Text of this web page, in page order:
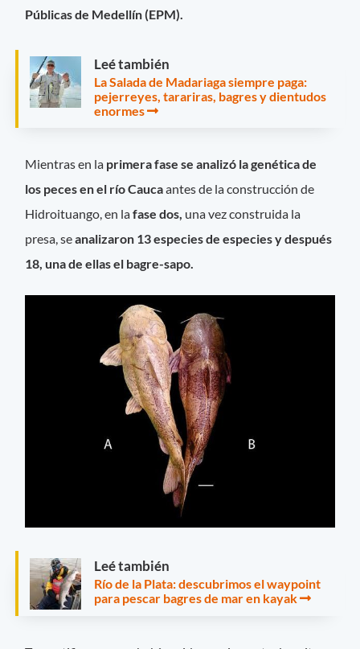
Públicas de Medellín (EPM).
Leé también
La Salada de Madariaga siempre paga:
pejerreyes, tarariras, bagres y dientudos
enormes
Mientras en la primera fase se analizó la genética de
los peces en el río Caucaantes de la construcción de
Hidroituango, en lafase dos, una vez construida la
presa, seanalizaron 13 especies de especies y después
18, una de ellas el bagre-sapo.
Leé también
Río de la Plata: descubrimos el waypoint
para pescar bagres de mar en kayak